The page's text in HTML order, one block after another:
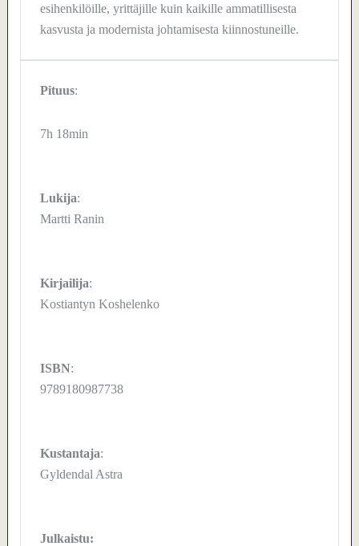
esihenkilöille, yrittäjille kuin kaikille ammatillisesta
kasvusta ja modernista johtamisesta kiinnostuneille.
Pituus:
7h 18min
Lukija:
Martti Ranin
Kirjailija:
Kostiantyn Koshelenko
ISBN:
9789180987738
Kustantaja:
Gyldendal Astra
Julkaistu: